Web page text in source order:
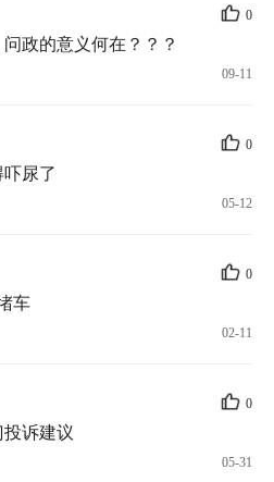
0
政的意义何在？？？
09-11
0
尿了
05-12
0
车
02-11
0
诉建议
05-31